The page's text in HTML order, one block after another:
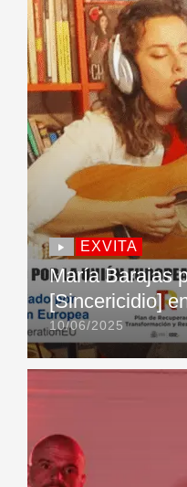
EXVITA
María Barajas
[Sincericidio]
10/06/2025